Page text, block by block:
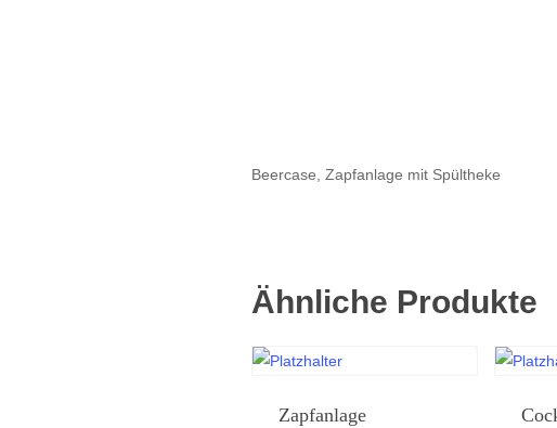
Beercase, Zapfanlage mit Spültheke
Ähnliche Produkte
Zapfanlage